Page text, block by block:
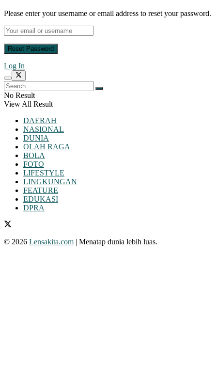
Please enter your username or email address to reset your password.
Log In
No Result
View All Result
DAERAH
NASIONAL
DUNIA
OLAH RAGA
BOLA
FOTO
LIFESTYLE
LINGKUNGAN
FEATURE
EDUKASI
DPRA
© 2026 Lensakita.com | Menatap dunia lebih luas.